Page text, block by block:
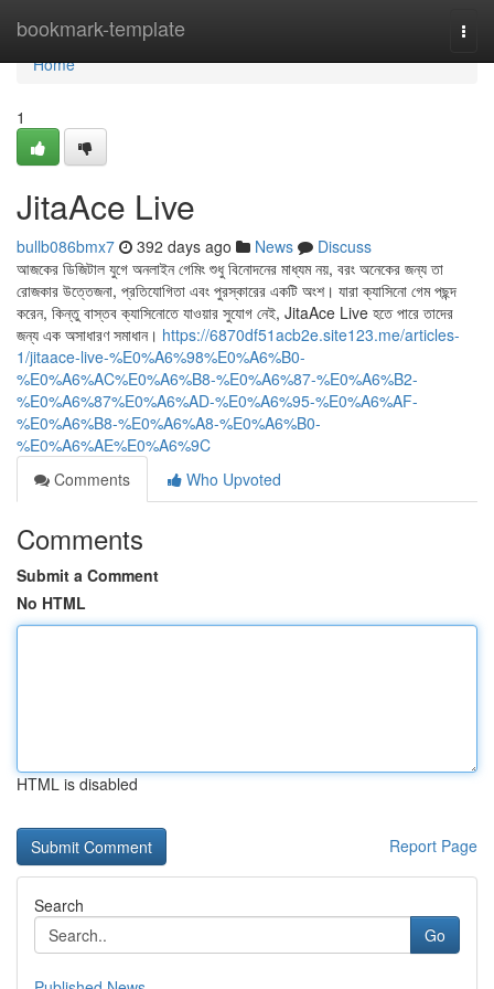
bookmark-template
Home
Home
1
JitaAce Live
bullb086bmx7 392 days ago News
Discuss
আজকের ডিজিটাল যুগে অনলাইন গেমিং শুধু বিনোদনের মাধ্যম নয়, বরং অনেকের জন্য তা
রোজকার উত্তেজনা, প্রতিযোগিতা এবং পুরস্কারের একটি অংশ। যারা ক্যাসিনো গেম পছন্দ
করেন, কিন্তু বাস্তব ক্যাসিনোতে যাওয়ার সুযোগ নেই, JitaAce Live হতে পারে তাদের
জন্য এক অসাধারণ সমাধান। https://6870df51acb2e.site123.me/articles-
1/jitaace-live-%E0%A6%98%E0%A6%B0-
%E0%A6%AC%E0%A6%B8-%E0%A6%87-%E0%A6%B2-
%E0%A6%87%E0%A6%AD-%E0%A6%95-%E0%A6%AF-
%E0%A6%B8-%E0%A6%A8-%E0%A6%B0-
%E0%A6%AE%E0%A6%9C
Comments
Who Upvoted
Comments
Submit a Comment
No HTML
HTML is disabled
Report Page
Search
Go